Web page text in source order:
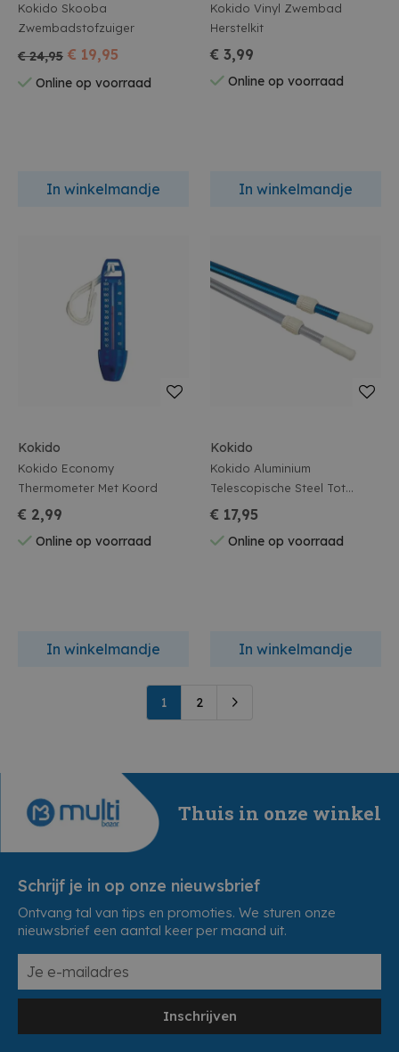
Kokido Skooba
Zwembadstofzuiger
€ 24,95 € 19,95
Online op voorraad
In winkelmandje
Kokido Vinyl Zwembad
Herstelkit
€ 3,99
Online op voorraad
In winkelmandje
Kokido
Kokido Economy
Thermometer Met Koord
€ 2,99
Online op voorraad
In winkelmandje
Kokido
Kokido Aluminium
Telescopische Steel Tot
360Cm
€ 17,95
Online op voorraad
In winkelmandje
1 2
Thuis in onze winkel
Schrijf je in op onze nieuwsbrief
Ontvang tal van tips en promoties. We sturen onze
nieuwsbrief een aantal keer per maand uit.
Inschrijven